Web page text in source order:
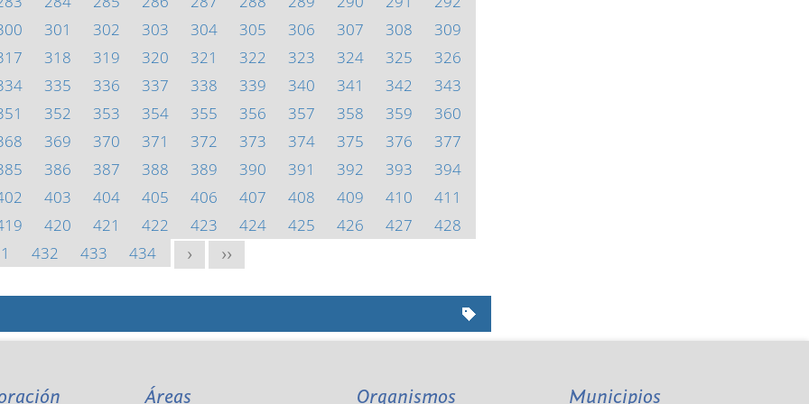
301 302 303 304 305 306 307 308
309
318 319 320 321 322 323 324 325
326
335 336 337 338 339 340 341 342
343
352 353 354 355 356 357 358 359
360
369 370 371 372 373 374 375 376
377
386 387 388 389 390 391 392 393
394
403 404 405 406 407 408 409 410
411
420 421 422 423 424 425 426 427
428
432 433 434 > >>
Áreas Organismos Municipios